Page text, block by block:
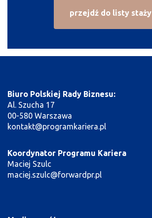
przejdź do listy staży
Biuro Polskiej Rady Biznesu:
Al. Szucha 17
00-580 Warszawa
kontakt@programkariera.pl
Koordynator Programu Kariera
Maciej Szulc
maciej.szulc@forwardpr.pl